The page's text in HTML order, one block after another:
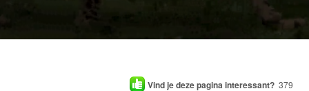
Vind je deze pagina interessant? 379